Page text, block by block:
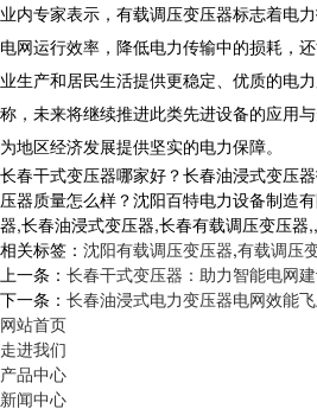
业内专家表示，有载调压变压器标志着电
电网运行效率，降低电力传输中的损耗，
业生产和居民生活提供更稳定、优质的电
称，未来将继续推进此类先进设备的应用
为地区经济发展提供坚实的电力保障。
长春干式变压器哪家好？长春油浸式变压
压器质量怎么样？沈阳百特电力设备制造
器,长春油浸式变压器,长春有载调压变压
相关标签： 沈阳有载调压变压器,有载调压
上一条： 长春干式变压器：助力智能电网
下一条： 长春油浸式电力变压器电网效能
网站首页
走进我们
产品中心
新闻中心